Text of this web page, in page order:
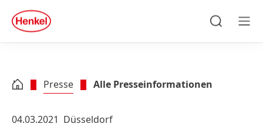
Zu Footer springen
quick
search
Presse Alle Presseinformationen
04.03.2021 Düsseldorf